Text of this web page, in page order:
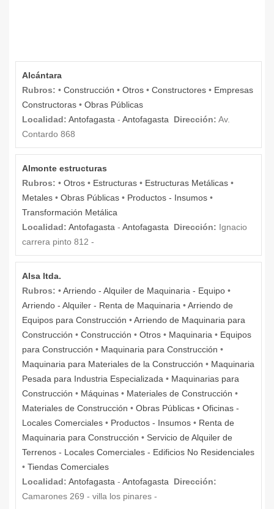
Alcántara
Rubros: • Construcción • Otros • Constructores • Empresas
Constructoras • Obras Públicas
Localidad: Antofagasta - Antofagasta Dirección: Av.
Contardo 868
Almonte estructuras
Rubros: • Otros • Estructuras • Estructuras Metálicas •
Metales • Obras Públicas • Productos - Insumos •
Transformación Metálica
Localidad: Antofagasta - Antofagasta Dirección: Ignacio
carrera pinto 812 -
Alsa ltda.
Rubros: •Arriendo - Alquiler de Maquinaria - Equipo •
Arriendo - Alquiler - Renta de Maquinaria •Arriendo de
Equipos para Construcción •Arriendo de Maquinaria para
Construcción • Construcción • Otros • Maquinaria • Equipos
para Construcción • Maquinaria para Construcción •
Maquinaria para Materiales de la Construcción • Maquinaria
Pesada para Industria Especializada • Maquinarias para
Construcción • Máquinas • Materiales de Construcción •
Materiales de Construcción • Obras Públicas • Oficinas -
Locales Comerciales • Productos - Insumos • Renta de
Maquinaria para Construcción • Servicio de Alquiler de
Terrenos - Locales Comerciales - Edificios No Residenciales
• Tiendas Comerciales
Localidad: Antofagasta - Antofagasta
Dirección:
Camarones 269 - villa los pinares -